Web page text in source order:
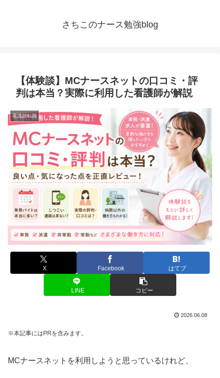
さちこのナース勉強blog
【体験談】MCナースネットの口コミ・評
判は本当？実際に利用した看護師が解説
看護師転職
X Facebook はてブ
LINE コピー
2026.06.08
※本記事にはPRを含みます。
MCナースネットを利用しようと思っているけれど、